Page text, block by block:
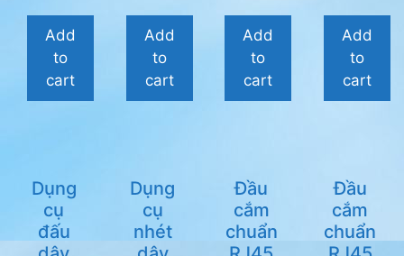
à
Add
to
cart
Add
to
cart
Add
to
cart
Add
to
cart
Dụng
cụ
đấu
Dụng
cụ
nhét
Đầu
cắm
chuẩn
Đầu
cắm
chuẩn